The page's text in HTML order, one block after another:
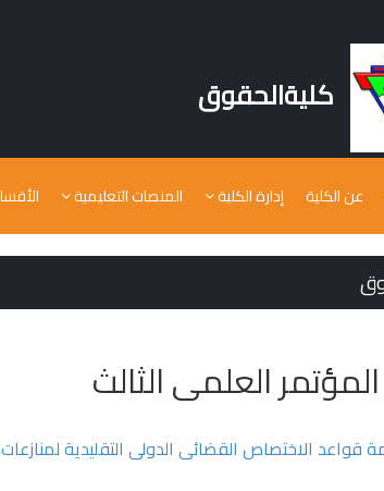
كليةالحقوق
عن الكلية إدارة الكلية المنصات التعليمية
العلمى الثالث
الاختصاص القضائى الدولى التقليدية